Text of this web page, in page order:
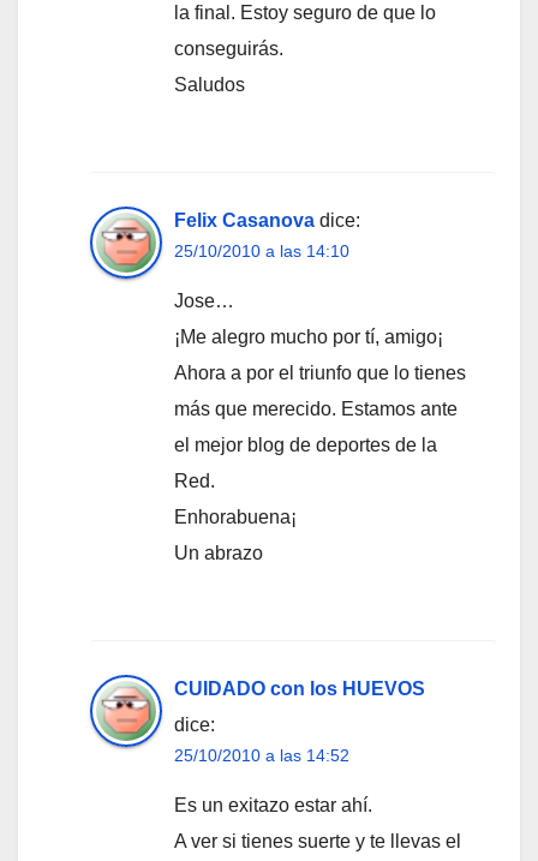
la final. Estoy seguro de que lo
conseguirás.
Saludos
Felix Casanova dice:
25/10/2010 a las 14:10
Jose…
¡Me alegro mucho por tí, amigo¡
Ahora a por el triunfo que lo tienes
más que merecido. Estamos ante
el mejor blog de deportes de la
Red.
Enhorabuena¡
Un abrazo
CUIDADO con los HUEVOS
dice:
25/10/2010 a las 14:52
Es un exitazo estar ahí.
A ver si tienes suerte y te llevas el